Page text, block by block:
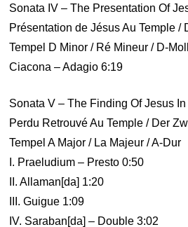
Sonata IV – The Presentation Of
Présentation de Jésus Au Temple /
Tempel D Minor / Ré Mineur / D-Moll
Ciacona – Adagio 6:19
Sonata V – The Finding Of Jesus
Perdu Retrouvé Au Temple / Der
Tempel A Major / La Majeur / A-Dur
I. Praeludium – Presto 0:50
II. Allaman[da] 1:20
III. Guigue 1:09
IV. Saraban[da] – Double 3:02